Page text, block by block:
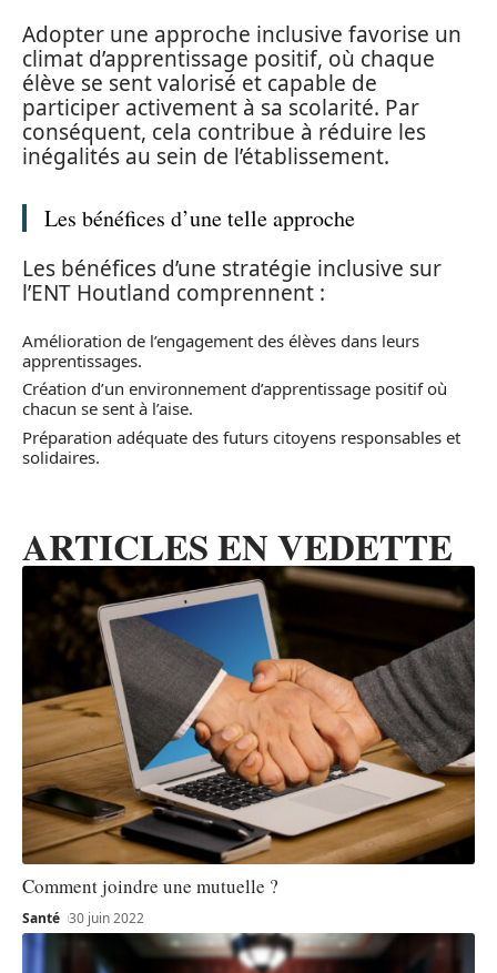
Adopter une approche inclusive favorise un
climat d’apprentissage positif, où chaque
élève se sent valorisé et capable de
participer activement à sa scolarité. Par
conséquent, cela contribue à réduire les
inégalités au sein de l’établissement.
Les bénéfices d’une telle approche
Les bénéfices d’une stratégie inclusive sur
l’ENT Houtland comprennent :
Amélioration de l’engagement des élèves dans leurs
apprentissages.
Création d’un environnement d’apprentissage positif où
chacun se sent à l’aise.
Préparation adéquate des futurs citoyens responsables et
solidaires.
ARTICLES EN VEDETTE
Comment joindre une mutuelle ?
Santé 30 juin 2022